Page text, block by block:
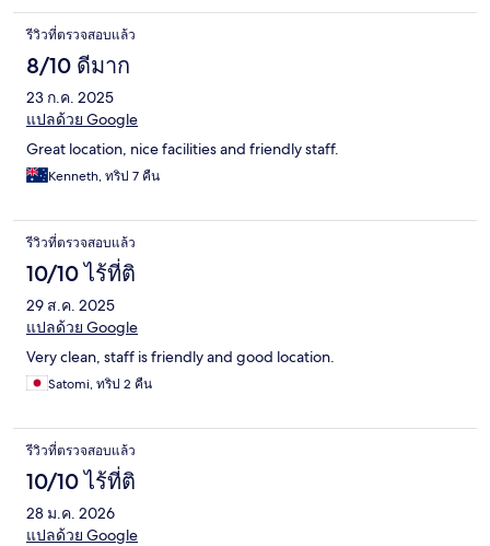
รีวิวที่ตรวจสอบแล้ว
8/10 ดีมาก
23 ก.ค. 2025
แปลด้วย Google
Great location, nice facilities and friendly staff.
Kenneth, ทริป 7 คืน
รีวิวที่ตรวจสอบแล้ว
10/10 ไร้ที่ติ
29 ส.ค. 2025
แปลด้วย Google
Very clean, staff is friendly and good location.
Satomi, ทริป 2 คืน
รีวิวที่ตรวจสอบแล้ว
10/10 ไร้ที่ติ
28 ม.ค. 2026
แปลด้วย Google